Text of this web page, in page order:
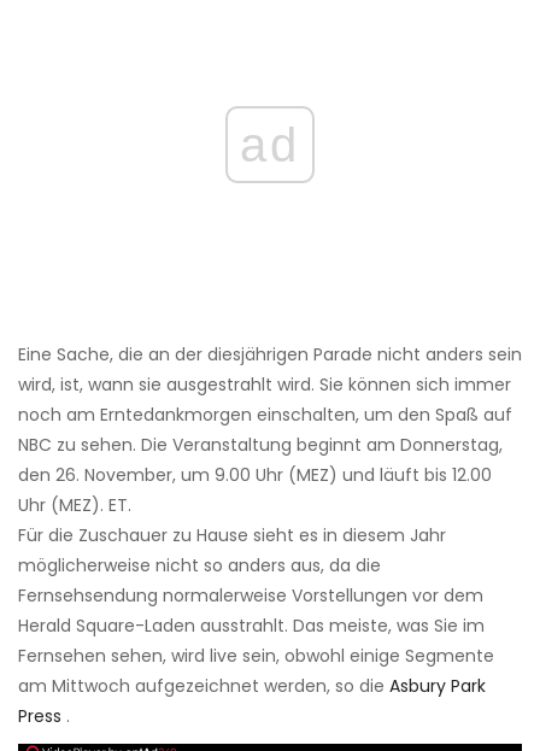
ad
Eine Sache, die an der diesjährigen Parade nicht anders sein
wird, ist, wann sie ausgestrahlt wird. Sie können sich immer
noch am Erntedankmorgen einschalten, um den Spaß auf
NBC zu sehen. Die Veranstaltung beginnt am Donnerstag,
den 26. November, um 9.00 Uhr (MEZ) und läuft bis 12.00
Uhr (MEZ). ET.
Für die Zuschauer zu Hause sieht es in diesem Jahr
möglicherweise nicht so anders aus, da die
Fernsehsendung normalerweise Vorstellungen vor dem
Herald Square-Laden ausstrahlt. Das meiste, was Sie im
Fernsehen sehen, wird live sein, obwohl einige Segmente
am Mittwoch aufgezeichnet werden, so die Asbury Park
Press .